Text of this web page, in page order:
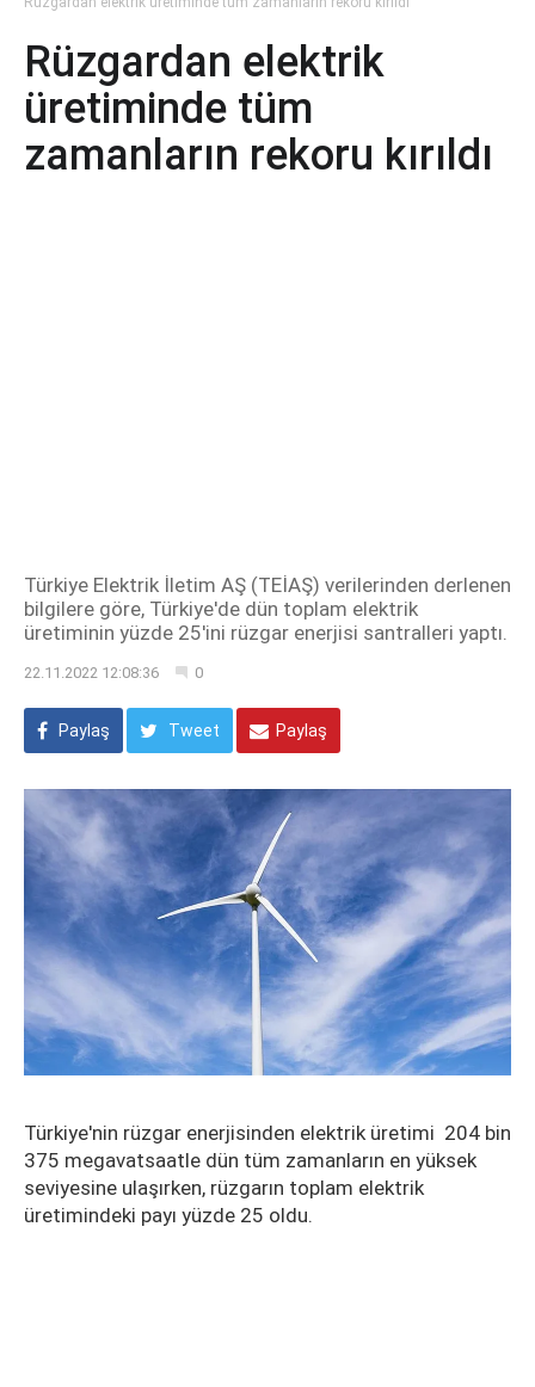
Rüzgardan elektrik
üretiminde tüm
zamanların rekoru kırıldı
Türkiye Elektrik İletim AŞ (TEİAŞ) verilerinden derlenen
bilgilere göre, Türkiye'de dün toplam elektrik
üretiminin yüzde 25'ini rüzgar enerjisi santralleri yaptı.
22.11.2022 12:08:36 0
Paylaş Tweet Paylaş
Türkiye'nin rüzgar enerjisinden elektrik üretimi 204 bin
375 megavatsaatle dün tüm zamanların en yüksek
seviyesine ulaşırken, rüzgarın toplam elektrik
üretimindeki payı yüzde 25 oldu.